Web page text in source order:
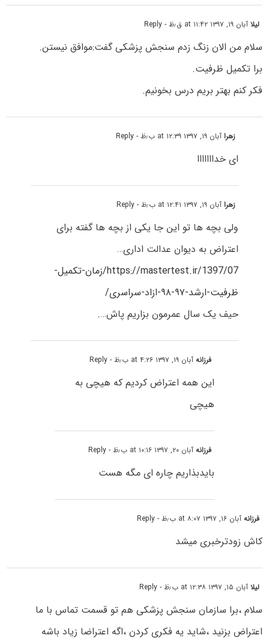
لیلاآبان ۱۹, ۱۳۹۷ at ۱۱:۴۲ ق٫ظ - Reply
سلام من الان زنگ زدم سنجش پزشکی گفت:موافق نیستن.
برا تکمیل ظرفیت.
فکر کنم بهتر بریم درس بخونیم.
زهراآبان ۱۹, ۱۳۹۷ at ۱۲:۳۹ ب٫ظ - Reply
ای خدااااااا
زهراآبان ۱۹, ۱۳۹۷ at ۱۲:۴۱ ب٫ظ - Reply
ولی بچه ها تو این جا یکی از بچه ها گفته برای
اعتراض به دیوان عدالت اداری…
https://mastertest.ir/1397/07/زمان-تکمیل-
ظرفیت-ارشد-۹۷-۹۸-ازاد-سراسری/
حیف یک سال عمرمون بزاریم پاش….
فرزانهآبان ۱۹, ۱۳۹۷ at ۴:۲۶ ب٫ظ - Reply
این همه اعتراض کردیم که هیچی به
هیچی
فرزانهآبان ۲۰, ۱۳۹۷ at ۱۰:۱۶ ب٫ظ - Reply
بایدبذاریم چاره ای مگه هست
فرزانهآبان ۱۶, ۱۳۹۷ at ۸:۰۷ ب٫ظ - Reply
کاش زودترخبری میشد
لیلاآبان ۱۵, ۱۳۹۷ at ۱۲:۳۸ ب٫ظ - Reply
سلام ،برا سازمان سنجش پزشکی هم تو قسمت تماس با ما
اعتراض بزنید ،شاید یه فکری کردن ،اگه اعتراضا زیاد باشه